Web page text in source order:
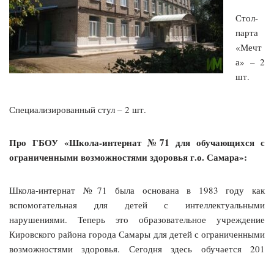
Стол-
парта
«Мечт
а» – 2
шт.
Специализированный стул – 2 шт.
Про ГБОУ «Школа-интернат №71 для обучающихся с
ограниченными возможностями здоровья г.о. Самара»:
Школа-интернат №71 была основана в 1983 году как
вспомогательная для детей с интеллектуальными
нарушениями. Теперь это образовательное учреждение
Кировского района города Самары для детей с ограниченными
возможностями здоровья. Сегодня здесь обучается 201